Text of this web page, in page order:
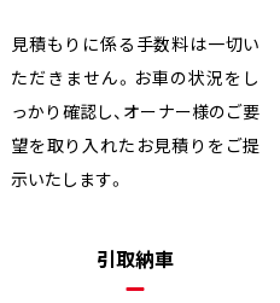
見積もりに係る手数料は一切い
ただきません。お車の状況をし
っかり確認し、オーナー様のご要
望を取り入れたお見積りをご提
示いたします。
引取納車